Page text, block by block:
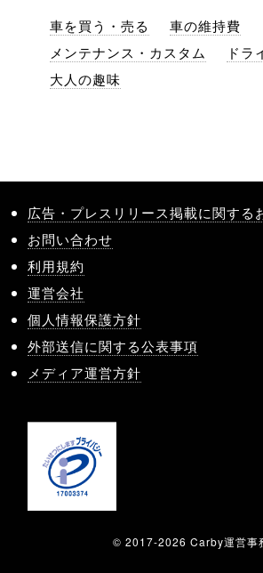
車を買う・売る
車の維持費
メンテナンス・カスタム
ドラ
大人の趣味
広告・プレスリリース掲載に関する
お問い合わせ
利用規約
運営会社
個人情報保護方針
外部送信に関する公表事項
メディア運営方針
© 2017-2026 Carby運営事